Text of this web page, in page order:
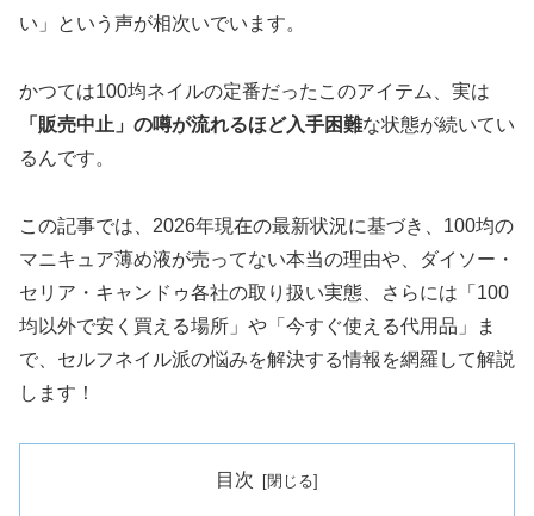
い」という声が相次いでいます。
かつては100均ネイルの定番だったこのアイテム、実は
「販売中止」の噂が流れるほど入手困難な状態が続いてい
るんです。
この記事では、2026年現在の最新状況に基づき、100均の
マニキュア薄め液が売ってない本当の理由や、ダイソー・
セリア・キャンドゥ各社の取り扱い実態、さらには「100
均以外で安く買える場所」や「今すぐ使える代用品」ま
で、セルフネイル派の悩みを解決する情報を網羅して解説
します！
目次